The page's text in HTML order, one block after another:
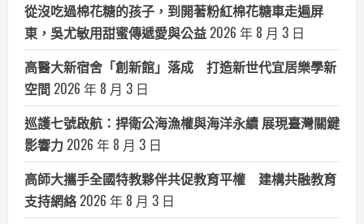
從沒吃過棉花糖的孩子，到開著粉紅棉花糖車走遍屏
東，吳尤敏用甜蜜傳遞愛與公益 2026 年 8 月 3 日
高醫大新宿舍「創新館」落成 打造新世代宜居樂學新
空間 2026 年 8 月 3 日
巡護七號啟航：捍衛公海漁權與海洋永續 展現臺灣關鍵
影響力 2026 年 8 月 3 日
高師大攜手全國特教夥伴共促教育平權 建構共融教育
支持網絡 2026 年 8 月 3 日